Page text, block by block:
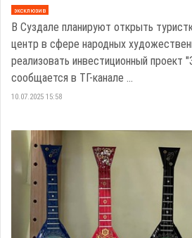
эксклюзив
В Суздале планируют открыть
центр в сфере народных
реализовать инвестиционный проект
сообщается в ТГ-канале ...
10.07.2025 15:58